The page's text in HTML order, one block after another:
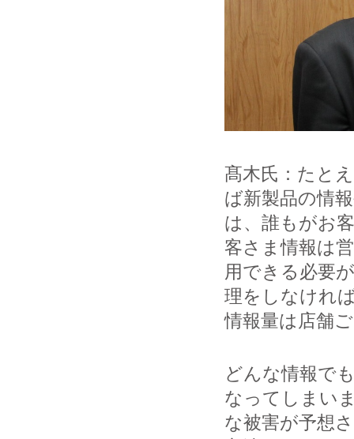
髙木氏：たと
ば新製品の情
は、誰もがお
客さま情報は
用できる必要
理をしなけれ
情報量は店舗
どんな情報で
なってしまい
な被害が予想